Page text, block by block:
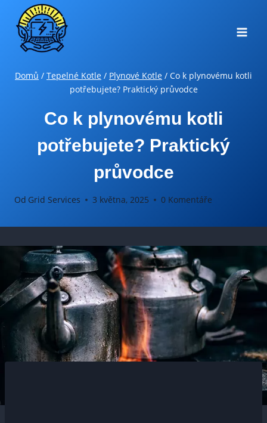
Přeskočit
obsah
Domů / Tepelné Kotle / Plynové Kotle / Co k plynovému kotli
potřebujete? Praktický průvodce
Co k plynovému kotli
potřebujete? Praktický
průvodce
Od Grid Services 3 května, 2025 0 Komentáře